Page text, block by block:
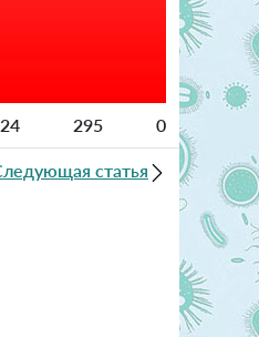
295 0
статья